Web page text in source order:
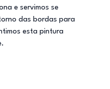
e servimos se
das bordas para
esta pintura